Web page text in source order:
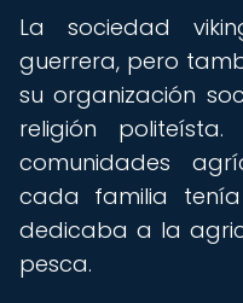
La sociedad
guerrera, pero
su organización
religión
comunidades
cada familia
dedicaba a la
pesca.